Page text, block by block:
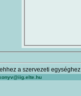
a szervezeti egységhez